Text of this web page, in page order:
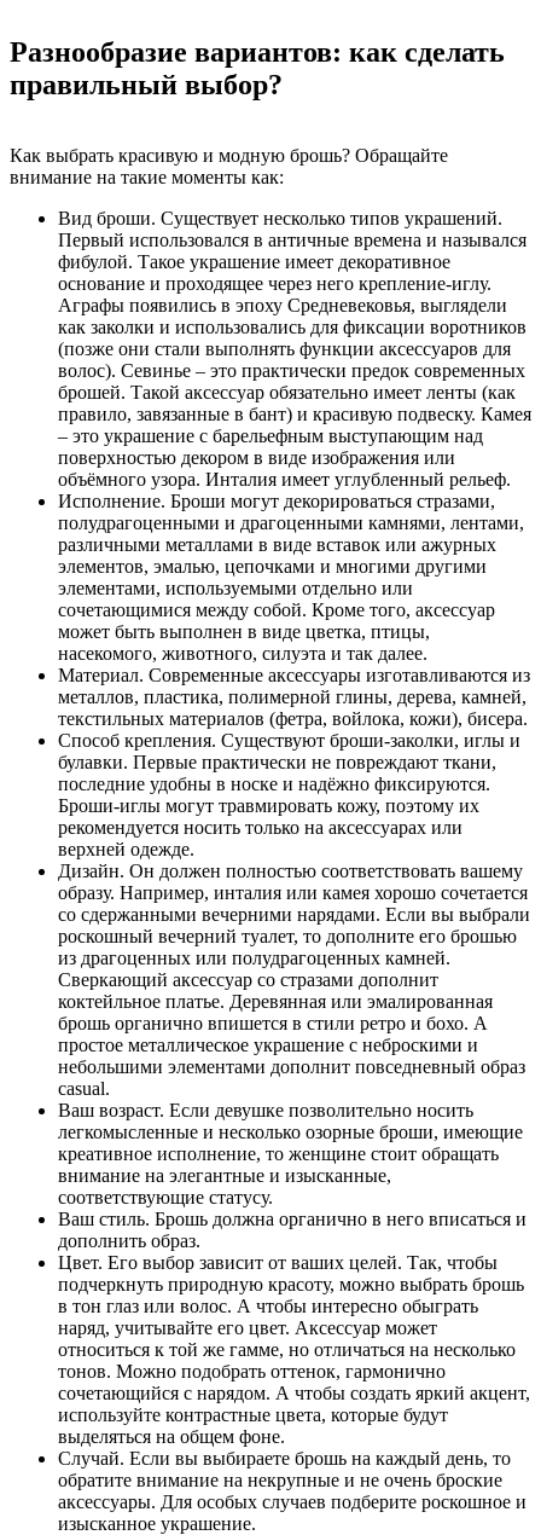
Разнообразие вариантов: как сделать
правильный выбор?
Как выбрать красивую и модную брошь? Обращайте
внимание на такие моменты как:
Вид броши. Существует несколько типов украшений.
Первый использовался в античные времена и назывался
фибулой. Такое украшение имеет декоративное
основание и проходящее через него крепление-иглу.
Аграфы появились в эпоху Средневековья, выглядели
как заколки и использовались для фиксации воротников
(позже они стали выполнять функции аксессуаров для
волос). Севинье – это практически предок современных
брошей. Такой аксессуар обязательно имеет ленты (как
правило, завязанные в бант) и красивую подвеску. Камея
– это украшение с барельефным выступающим над
поверхностью декором в виде изображения или
объёмного узора. Инталия имеет углубленный рельеф.
Исполнение. Броши могут декорироваться стразами,
полудрагоценными и драгоценными камнями, лентами,
различными металлами в виде вставок или ажурных
элементов, эмалью, цепочками и многими другими
элементами, используемыми отдельно или
сочетающимися между собой. Кроме того, аксессуар
может быть выполнен в виде цветка, птицы,
насекомого, животного, силуэта и так далее.
Материал. Современные аксессуары изготавливаются из
металлов, пластика, полимерной глины, дерева, камней,
текстильных материалов (фетра, войлока, кожи), бисера.
Способ крепления. Существуют броши-заколки, иглы и
булавки. Первые практически не повреждают ткани,
последние удобны в носке и надёжно фиксируются.
Броши-иглы могут травмировать кожу, поэтому их
рекомендуется носить только на аксессуарах или
верхней одежде.
Дизайн. Он должен полностью соответствовать вашему
образу. Например, инталия или камея хорошо сочетается
со сдержанными вечерними нарядами. Если вы выбрали
роскошный вечерний туалет, то дополните его брошью
из драгоценных или полудрагоценных камней.
Сверкающий аксессуар со стразами дополнит
коктейльное платье. Деревянная или эмалированная
брошь органично впишется в стили ретро и бохо. А
простое металлическое украшение с неброскими и
небольшими элементами дополнит повседневный образ
casual.
Ваш возраст. Если девушке позволительно носить
легкомысленные и несколько озорные броши, имеющие
креативное исполнение, то женщине стоит обращать
внимание на элегантные и изысканные,
соответствующие статусу.
Ваш стиль. Брошь должна органично в него вписаться и
дополнить образ.
Цвет. Его выбор зависит от ваших целей. Так, чтобы
подчеркнуть природную красоту, можно выбрать брошь
в тон глаз или волос. А чтобы интересно обыграть
наряд, учитывайте его цвет. Аксессуар может
относиться к той же гамме, но отличаться на несколько
тонов. Можно подобрать оттенок, гармонично
сочетающийся с нарядом. А чтобы создать яркий акцент,
используйте контрастные цвета, которые будут
выделяться на общем фоне.
Случай. Если вы выбираете брошь на каждый день, то
обратите внимание на некрупные и не очень броские
аксессуары. Для особых случаев подберите роскошное и
изысканное украшение.